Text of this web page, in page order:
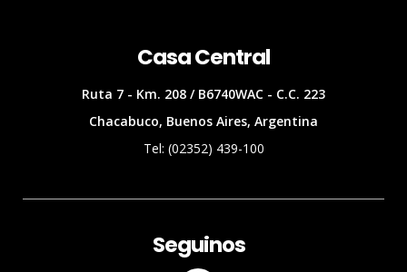
Casa Central
Ruta 7 - Km. 208 / B6740WAC - C.C. 223
Chacabuco, Buenos Aires, Argentina
Tel: (02352) 439-100
Seguinos